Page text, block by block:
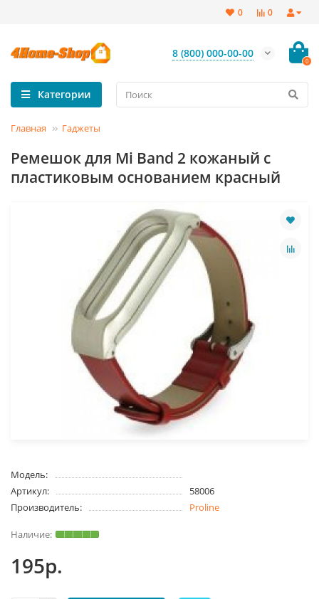
0
0
8 (800) 000-00-00
0
Категории
Главная Гаджеты
Ремешок для Mi Band 2 кожаный с
пластиковым основанием красный
Модель:
Артикул:
58006
Производитель:
Proline
195р.